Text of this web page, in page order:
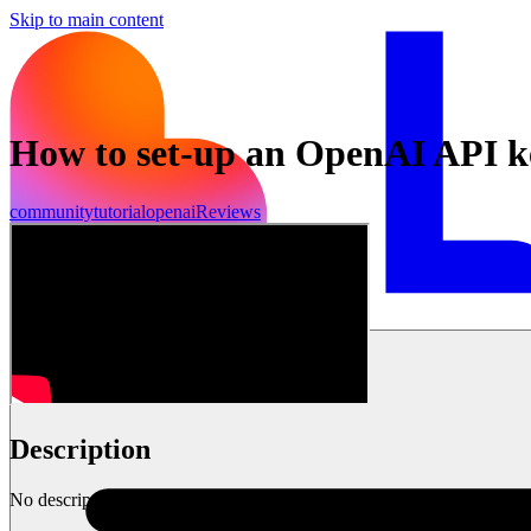
Skip to main content
How to set-up an OpenAI API
communitytutorialopenaiReviews
Description
No description available